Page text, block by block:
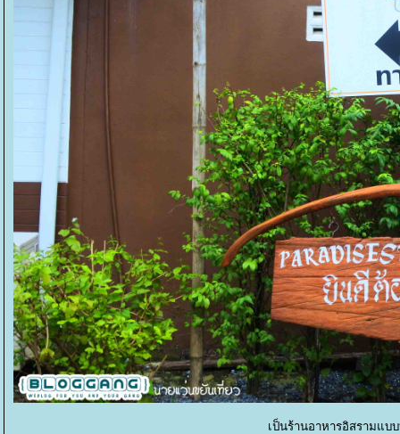
เป็นร้านอาหารอิสรามแบ